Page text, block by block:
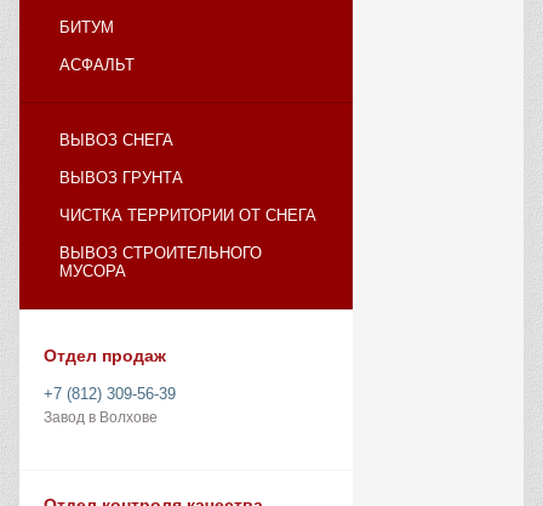
БИТУМ
АСФАЛЬТ
ВЫВОЗ СНЕГА
ВЫВОЗ ГРУНТА
ЧИСТКА ТЕРРИТОРИИ ОТ СНЕГА
ВЫВОЗ СТРОИТЕЛЬНОГО
МУСОРА
Отдел продаж
+7 (812) 309-56-39
Завод в Волхове